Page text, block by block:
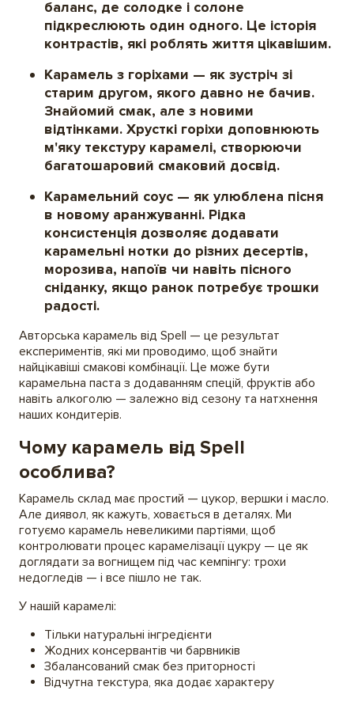
баланс, де солодке і солоне
підкреслюють один одного. Це історія
контрастів, які роблять життя цікавішим.
Карамель з горіхами — як зустріч зі
старим другом, якого давно не бачив.
Знайомий смак, але з новими
відтінками. Хрусткі горіхи доповнюють
м'яку текстуру карамелі, створюючи
багатошаровий смаковий досвід.
Карамельний соус — як улюблена пісня
в новому аранжуванні. Рідка
консистенція дозволяє додавати
карамельні нотки до різних десертів,
морозива, напоїв чи навіть пісного
сніданку, якщо ранок потребує трошки
радості.
Авторська карамель від Spell — це результат
експериментів, які ми проводимо, щоб знайти
найцікавіші смакові комбінації. Це може бути
карамельна паста з додаванням спецій, фруктів або
навіть алкоголю — залежно від сезону та натхнення
наших кондитерів.
Чому карамель від Spell
особлива?
Карамель склад має простий — цукор, вершки і масло.
Але диявол, як кажуть, ховається в деталях. Ми
готуємо карамель невеликими партіями, щоб
контролювати процес карамелізації цукру — це як
доглядати за вогнищем під час кемпінгу: трохи
недогледів — і все пішло не так.
У нашій карамелі:
Тільки натуральні інгредієнти
Жодних консервантів чи барвників
Збалансований смак без приторності
Відчутна текстура, яка додає характеру